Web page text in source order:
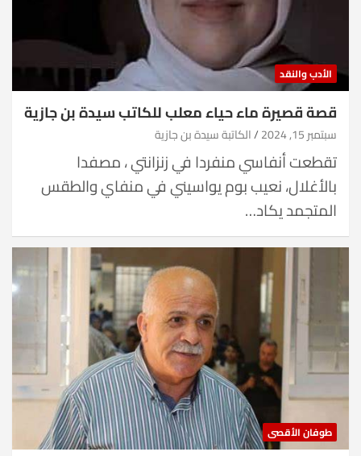
الأدب والنقد
قصة قصيرة ماء حياء معلب للكاتب سيدة بن جازية
سبتمبر 15, 2024 الكاتبة سيدة بن جازية
تقطعت أنفاسي منفردا في زنزانتي ، مصفدا
بالأغلال، نعيب بوم يواسيني في منفاي والطقس
المتجمد يكاد…
طوفان الأقصى